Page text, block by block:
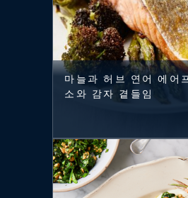
마늘과 허브 연어 에어
소와 감자 곁들임